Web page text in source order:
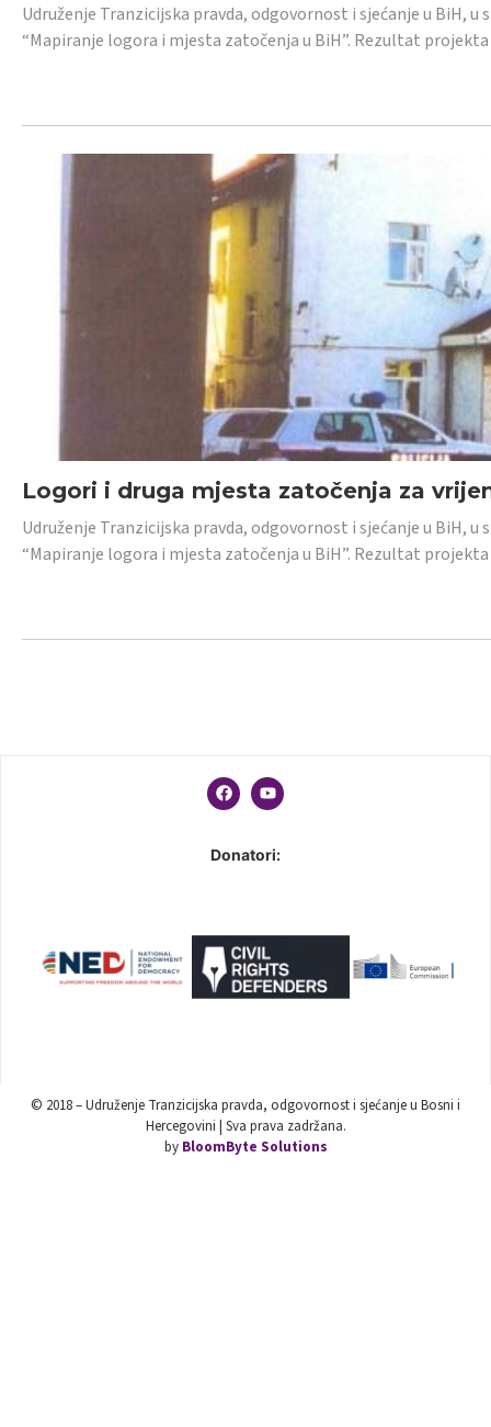
Udruženje Tranzicijska pravda, odgovornost i sjećanje u BiH,
“Mapiranje logora i mjesta zatočenja u BiH”. Rezultat
Logori i druga mjesta zatočenja za
Udruženje Tranzicijska pravda, odgovornost i sjećanje u BiH,
“Mapiranje logora i mjesta zatočenja u BiH”. Rezultat
Donatori:
© 2018 – Udruženje Tranzicijska pravda, odgovornost i sjećanje u Bosni i
Hercegovini | Sva prava zadržana.
by BloomByte Solutions